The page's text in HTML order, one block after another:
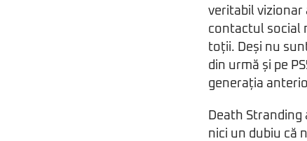
veritabil vizionar
contactul social
toții. Deși nu
din urmă și pe
generația
Death
nici un dubiu că